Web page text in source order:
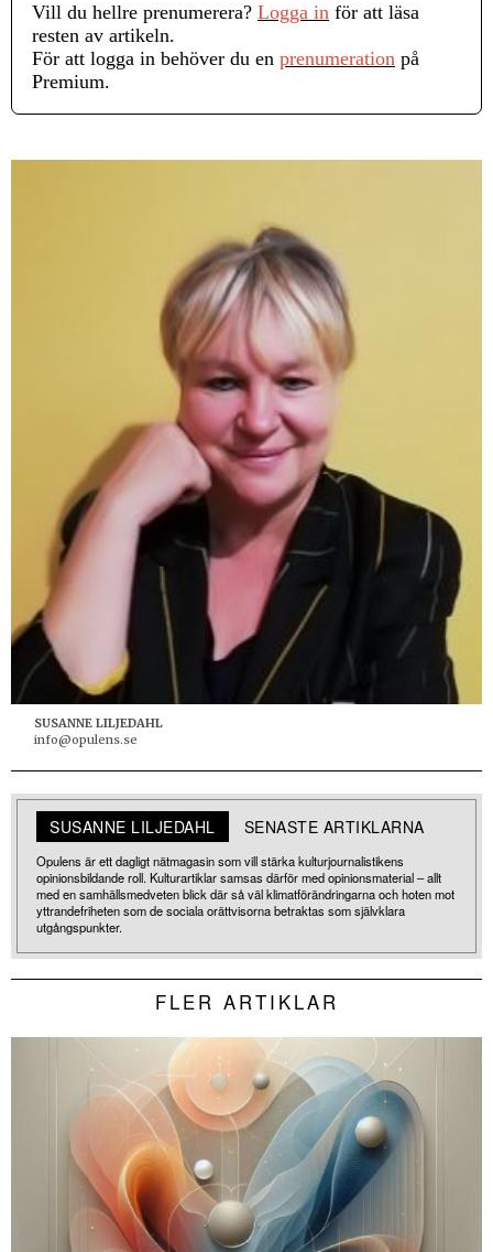
Vill du hellre prenumerera? Logga in för att läsa
resten av artikeln.
För att logga in behöver du en prenumeration på
Premium.
SUSANNE LILJEDAHL
info@opulens.se
SUSANNE LILJEDAHL SENASTE ARTIKLARNA
Opulens är ett dagligt nätmagasin som vill stärka kulturjournalistikens
opinionsbildande roll. Kulturartiklar samsas därför med opinionsmaterial – allt
med en samhällsmedveten blick där så väl klimatförändringarna och hoten mot
yttrandefriheten som de sociala orättvisorna betraktas som självklara
utgångspunkter.
FLER ARTIKLAR